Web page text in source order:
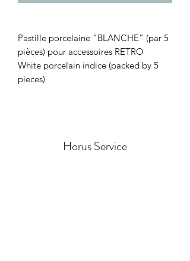
Pastille porcelaine “BLANCHE” (par 5
pièces) pour accessoires RETRO
White porcelain indice (packed by 5
pieces)
Horus Service